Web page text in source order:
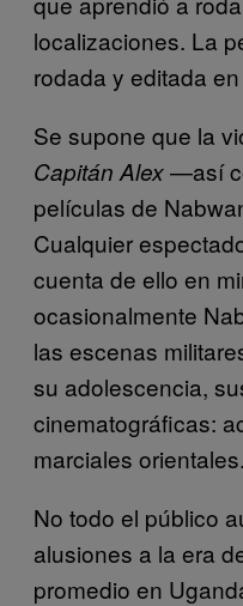
localizaciones. La
rodada y editada
Se supone que la
Capitán Alex—así
películas de
Cualquier
cuenta de ello en
ocasionalmente
las escenas
su adolescencia,
cinematográficas:
marciales orientales.
No todo el público
alusiones a la era
promedio en